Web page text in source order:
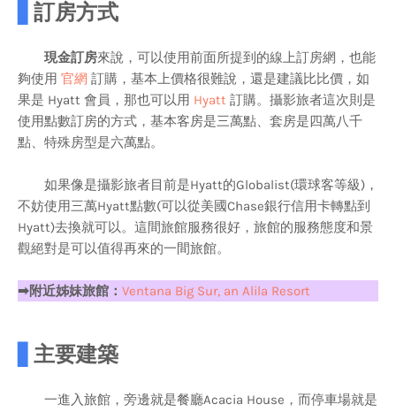
訂房方式
現金訂房來說，可以使用前面所提到的線上訂房網，也能
夠使用 官網 訂購，基本上價格很難說，還是建議比比價，如
果是 Hyatt 會員，那也可以用 Hyatt 訂購。攝影旅者這次則是
使用點數訂房的方式，基本客房是三萬點、套房是四萬八千
點、特殊房型是六萬點。
如果像是攝影旅者目前是Hyatt的Globalist(環球客等級)，
不妨使用三萬Hyatt點數(可以從美國Chase銀行信用卡轉點到
Hyatt)去換就可以。這間旅館服務很好，旅館的服務態度和景
觀絕對是可以值得再來的一間旅館。
➡附近姊妹旅館： Ventana Big Sur, an Alila Resort
主要建築
一進入旅館，旁邊就是餐廳Acacia House，而停車場就是